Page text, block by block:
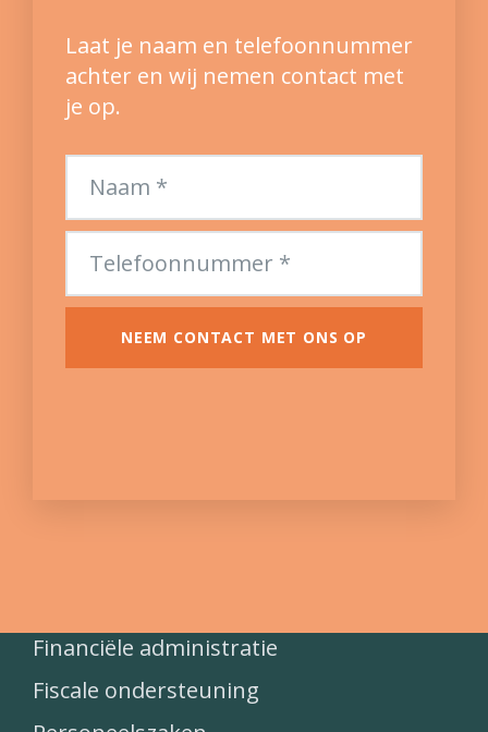
Laat je naam en telefoonnummer
achter en wij nemen contact met
je op.
NEEM CONTACT MET ONS OP
Financiële administratie
Fiscale ondersteuning